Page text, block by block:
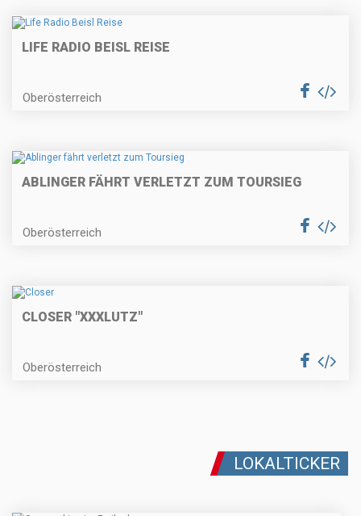
LIFE RADIO BEISL REISE
Oberösterreich
ABLINGER FÄHRT VERLETZT ZUM TOURSIEG
Oberösterreich
CLOSER "XXXLUTZ"
Oberösterreich
LOKALTICKER